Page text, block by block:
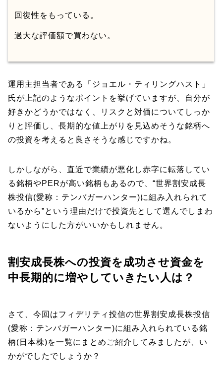
回復性をもっている。
過大な評価額で買わない。
運用主担当者である「ジョエル・ティリングハスト」
氏が上記のようなポイントを挙げていますが、自分が
好きかどうかではなく、リスクと対価についてしっか
りと評価し、長期的な値上がりを見込めそうな銘柄へ
の投資を考えると良さそうな感じですかね。
しかしながら、直近で業績が悪化し赤字に転落してい
る銘柄やPERが高い銘柄もあるので、“世界割安成長
株投信(愛称：テンバガーハンター)に組み入れられて
いるから”という理由だけで投資先として選んでしまわ
ないようにした方がいいかもしれません。
割安成長株への投資を成功させ資金を
中長期的に増やしていきたい人は？
さて、今回はフィデリティ投信の世界割安成長株投信
(愛称：テンバガーハンター)に組み入れられている銘
柄(日本株)を一覧にまとめご紹介してみましたが、い
かがでしたでしょうか？